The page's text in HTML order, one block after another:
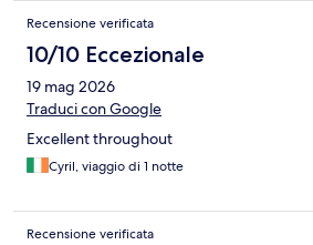
Recensione verificata
10/10 Eccezionale
19 mag 2026
Traduci con Google
Excellent throughout
Cyril, viaggio di 1 notte
Recensione verificata